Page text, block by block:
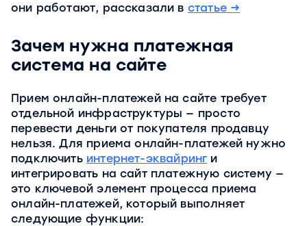
они работают, рассказали в статье →
Зачем нужна платежная
система на сайте
Прием онлайн-платежей на сайте требует
отдельной инфраструктуры — просто
перевести деньги от покупателя продавцу
нельзя. Для приема онлайн-платежей нужно
подключить интернет-эквайринг и
интегрировать на сайт платежную систему —
это ключевой элемент процесса приема
онлайн-платежей, который выполняет
следующие функции: